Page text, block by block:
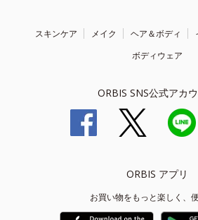
スキンケア メイク ヘア＆ボディ
ボディウェア
ORBIS SNS公式アカ
ORBIS アプリ
お買い物をもっと楽しく、